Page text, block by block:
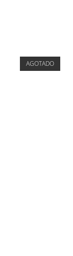
AGOTADO